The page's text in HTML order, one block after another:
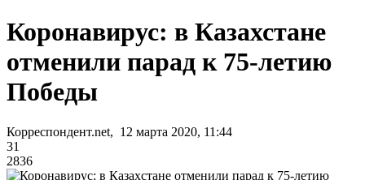
Коронавирус: в Казахстане
отменили парад к 75-летию
Победы
Корреспондент.net, 12 марта 2020, 11:44
31
2836